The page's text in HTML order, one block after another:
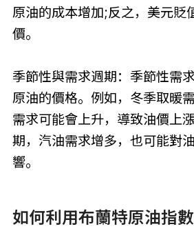
原油的成本增加;反之，美元貶
價。
季節性與需求週期：季節性需
原油的價格。例如，冬季取暖
需求可能會上升，導致油價上
期，汽油需求增多，也可能對
響。
如何利用布蘭特原油指